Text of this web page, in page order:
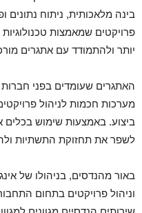
בינה מלאכותית, ניתוח נתונים
פרויקטים שמאמצות טכנולוגיות
יותר ולהתמודד עם אתגרים
האתגרים שעומדים בפני
מערכות חכמות לניהול
ביצוע. באמצעות שימוש בכלים
לשפר את תחזוקת התשתיות
באור מהנדסים, בניהולו של
וניהול פרויקטים בתחום